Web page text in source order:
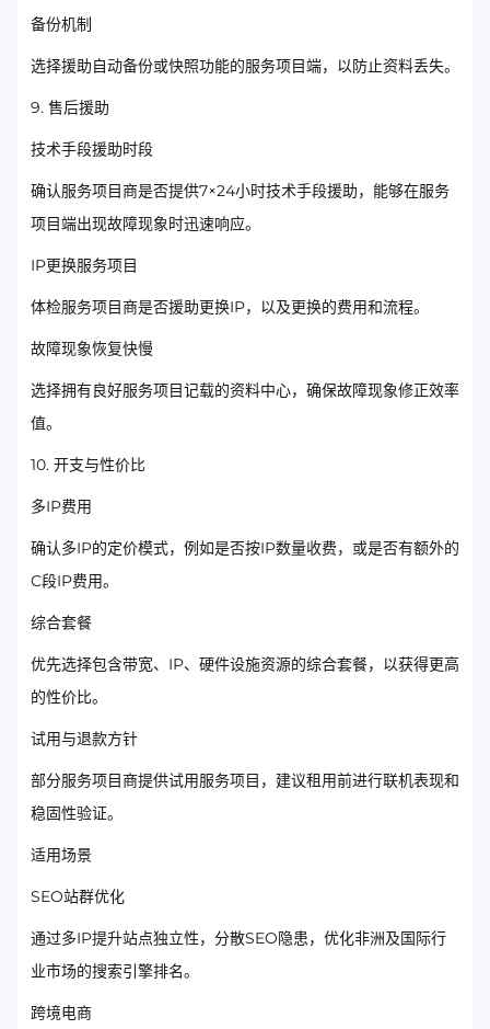
备份机制
选择援助自动备份或快照功能的服务项目端，以防止资料丢失。
9. 售后援助
技术手段援助时段
确认服务项目商是否提供7×24小时技术手段援助，能够在服务
项目端出现故障现象时迅速响应。
IP更换服务项目
体检服务项目商是否援助更换IP，以及更换的费用和流程。
故障现象恢复快慢
选择拥有良好服务项目记载的资料中心，确保故障现象修正效率
值。
10. 开支与性价比
多IP费用
确认多IP的定价模式，例如是否按IP数量收费，或是否有额外的
C段IP费用。
综合套餐
优先选择包含带宽、IP、硬件设施资源的综合套餐，以获得更高
的性价比。
试用与退款方针
部分服务项目商提供试用服务项目，建议租用前进行联机表现和
稳固性验证。
适用场景
SEO站群优化
通过多IP提升站点独立性，分散SEO隐患，优化非洲及国际行
业市场的搜索引擎排名。
跨境电商